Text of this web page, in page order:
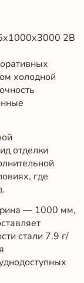
2B
холодной
отделки
где
— 1000 мм,
стали 7.9 г/